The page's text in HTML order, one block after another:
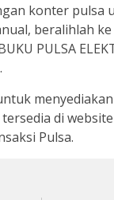
konter pulsa
beralihlah
PULSA
di
Pulsa.